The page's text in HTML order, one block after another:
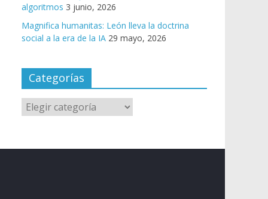
algoritmos 3 junio, 2026
Magnifica humanitas: León lleva la doctrina
social a la era de la IA 29 mayo, 2026
Categorías